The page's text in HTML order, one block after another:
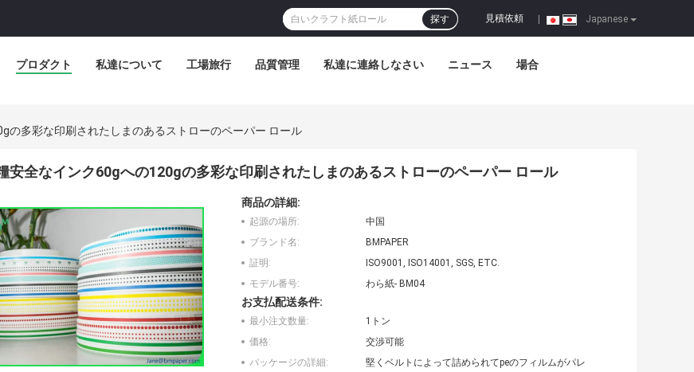
Japanese
見積依頼
探す
プロダクト 私達について 工場旅行 品質管理 私達に連絡しなさい ニュース 場合
の多彩な印刷されたしまのあるストローのペーパー ロール
安全なインク60gへの120gの多彩な印刷されたしまのあるストローのペーパー ロール
商品の詳細:
起源の場所:
中国
ブランド名:
BMPAPER
証明:
ISO9001, ISO14001, SGS, ETC.
モデル番号:
わら紙- BM04
お支払配送条件:
最小注文数量:
1トン
価格:
交渉可能
パッケージの詳細:
堅くベルトによって詰められてpeのフィルムがパレ